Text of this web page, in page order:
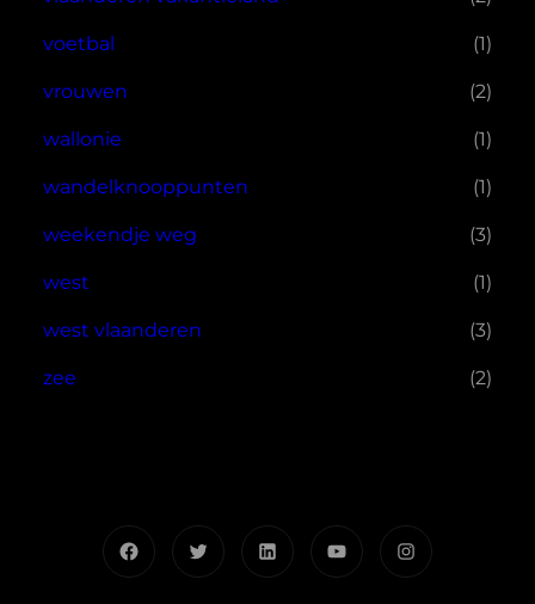
voetbal (1)
vrouwen (2)
wallonie (1)
wandelknooppunten (1)
weekendje weg (3)
west (1)
west vlaanderen (3)
zee (2)
FacebookTwitterLinkedInYouTubeInstagram